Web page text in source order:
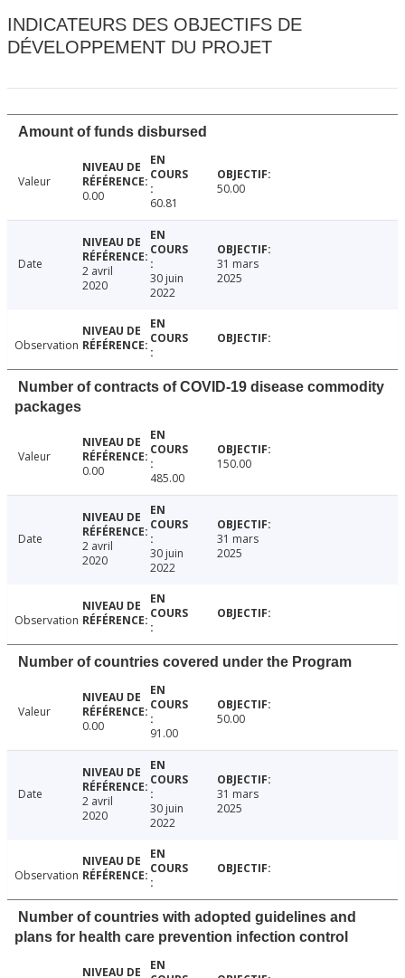
INDICATEURS DES OBJECTIFS DE
DÉVELOPPEMENT DU PROJET
Amount of funds disbursed
Valeur
0.00
60.81
50.00
Date
2 avril
2020
30 juin
2022
31 mars
2025
Observation
Number of contracts of COVID-19 disease commodity
packages
Valeur
0.00
485.00
150.00
Date
2 avril
2020
30 juin
2022
31 mars
2025
Observation
Number of countries covered under the Program
Valeur
0.00
91.00
50.00
Date
2 avril
2020
30 juin
2022
31 mars
2025
Observation
Number of countries with adopted guidelines and
plans for health care prevention infection control